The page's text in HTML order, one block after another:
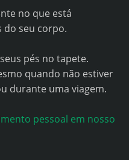
no que está
do seu corpo.
pés no tapete.
quando não estiver
durante uma viagem.
pessoal em nosso